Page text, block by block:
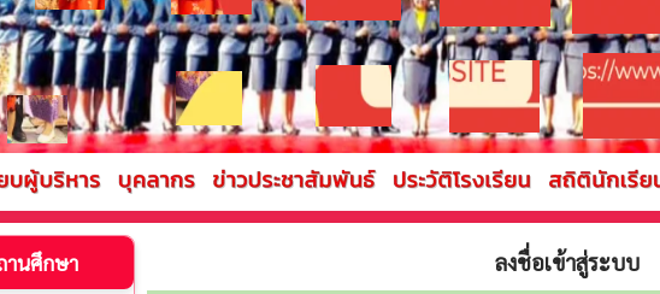
านศึกษา ลงชื่อเข้าสู่ระบบ